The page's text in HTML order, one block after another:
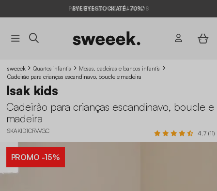
BYE BYE STOCK ATÉ -70%*
sweeek Quartos infantis
Mesas, cadeiras e bancos infantis
Cadeirão para crianças escandinavo, boucle e madeira
Isak kids
Cadeirão para crianças escandinavo, boucle e
madeira
ISKAKID1CRVVGC 4.7 (11)
PROMO -15%